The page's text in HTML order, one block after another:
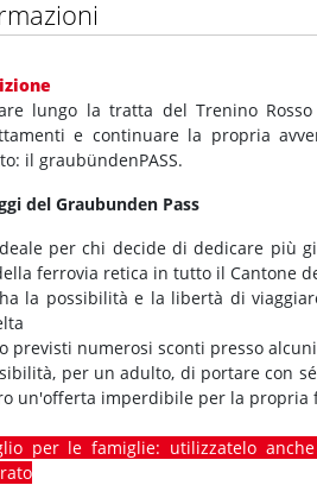
lungo la tratta del Trenino
e continuare la propria
il graubündenPASS.
del Graubunden Pass
per chi decide di dedicare più
ferrovia retica in tutto il Cantone
la possibilità e la libertà di
previsti numerosi sconti presso
per un adulto, di portare con
un'offerta imperdibile per la propria
per le famiglie: utilizzatelo